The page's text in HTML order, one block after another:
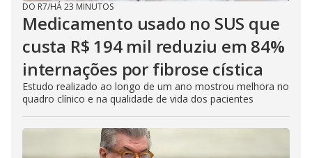
DO R7/HÁ 23 MINUTOS
Medicamento usado no SUS que
custa R$ 194 mil reduziu em 84%
internações por fibrose cística
Estudo realizado ao longo de um ano mostrou melhora no
quadro clínico e na qualidade de vida dos pacientes